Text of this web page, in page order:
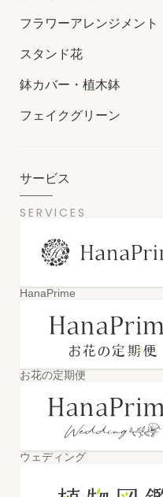
フラワーアレンジメント
スタンド花
鉢カバー・植木鉢
フェイクグリーン
サービス
SERVICES
HanaPrime
お花の定期便
ウェディング